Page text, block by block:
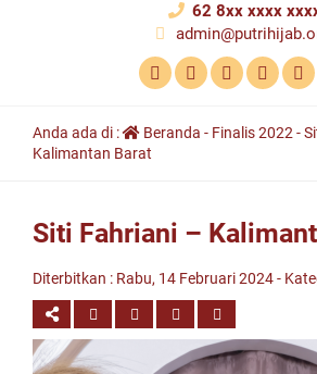
62 8xx xxxx
Anda ada di : Beranda - Finalis 2022 -
Kalimantan Barat
Siti Fahriani –
Diterbitkan : Rabu, 14 Februari 2024-